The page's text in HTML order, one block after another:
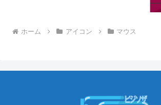
ホーム アイコン マウス